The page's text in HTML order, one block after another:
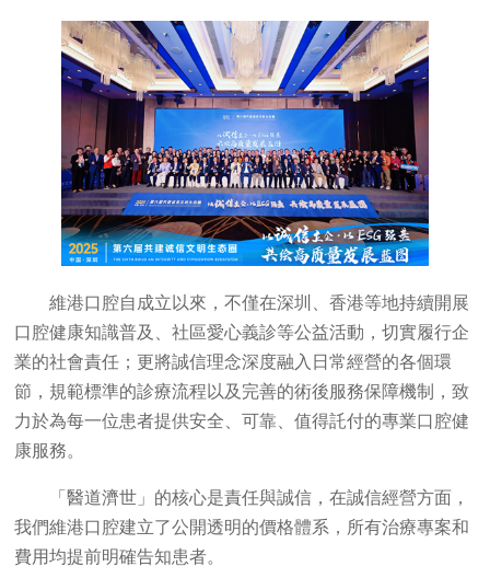
維港口腔自成立以來，不僅在深圳、香港等地持續開展
口腔健康知識普及、社區愛心義診等公益活動，切實履行企
業的社會責任；更將誠信理念深度融入日常經營的各個環
節，規範標準的診療流程以及完善的術後服務保障機制，致
力於為每一位患者提供安全、可靠、值得託付的專業口腔健
康服務。
「醫道濟世」的核心是責任與誠信，在誠信經營方面，
我們維港口腔建立了公開透明的價格體系，所有治療專案和
費用均提前明確告知患者。